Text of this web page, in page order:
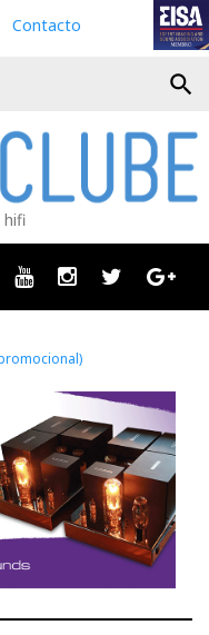
Contacto
search
hifi
Facebook
Youtube InstagramTwitter